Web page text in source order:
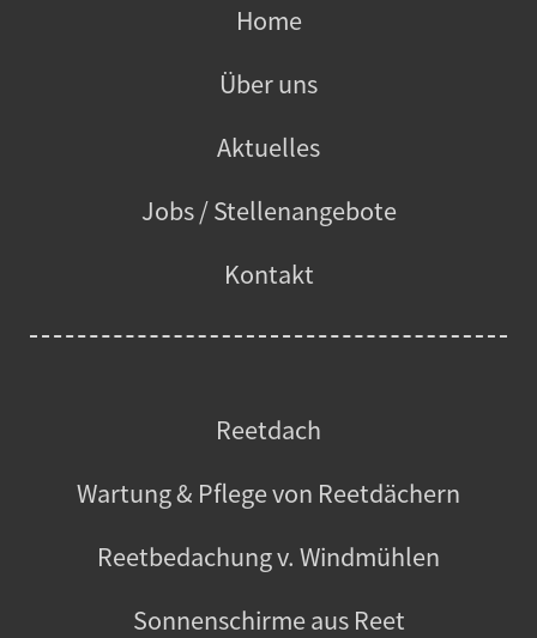
Home
Über uns
Aktuelles
Jobs / Stellenangebote
Kontakt
Reetdach
Wartung & Pflege von Reetdächern
Reetbedachung v. Windmühlen
Sonnenschirme aus Reet